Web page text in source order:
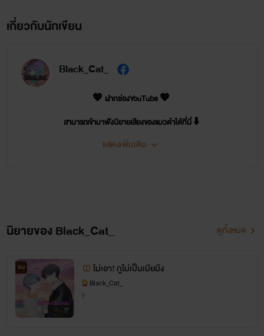
เกี่ยวกับนักเขียน
Black_Cat_
💖 ฝากช่องYouTube 💖
สามารถเข้ามาฟังนิยายเสียงของแมวดำได้ที่นี่ ⬇️
https://www.youtube.com/channel/UCtcXI2C1esJVaRuVc46MoZw
แสดงเพิ่มเติม
นิยายของ Black_Cat_ ดูทั้งหมด
จบ ไม่เอา! กูไม่เป็นเมียมึง
Black_Cat_
Y